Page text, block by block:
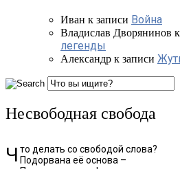
Иван к записи Война
Владислав Дворянинов
легенды
Александр к записи
Несвободная свобода
Что делать со свободой слова?
Подорвана её основа –